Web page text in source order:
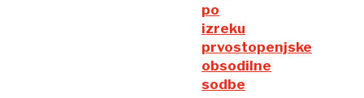
po
izreku
prvostopenjske
obsodilne
sodbe